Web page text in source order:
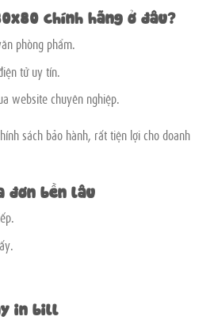
chính hãng ở đâu?
phòng phẩm.
tử uy tín.
website chuyên nghiệp.
sách bảo hành, rất tiện lợi cho doanh
đơn bền lâu
in bill